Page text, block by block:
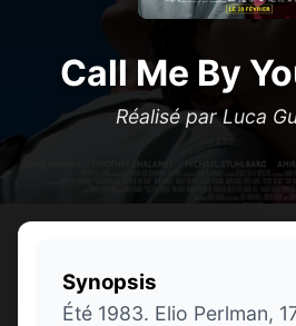
Call Me By
Réalisé par Luca
Synopsis
Été 1983. Elio Perlman,